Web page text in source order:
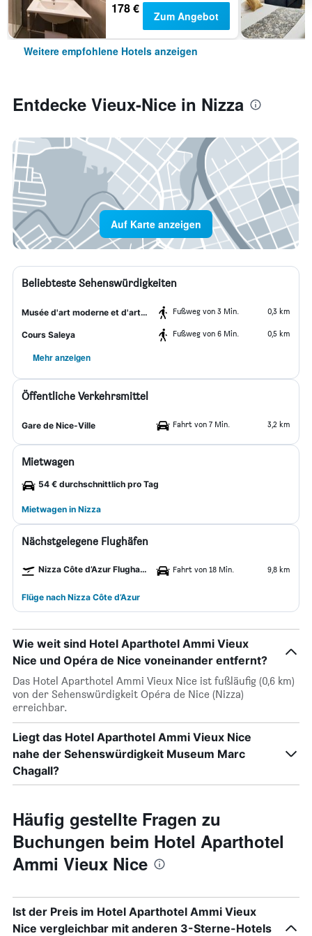
178 € Zum Angebot
Weitere empfohlene Hotels anzeigen
Entdecke Vieux-Nice in Nizza
Auf Karte anzeigen
Beliebteste Sehenswürdigkeiten
Musée d'art moderne et d'art contemporain Fußweg von 3 Min. 0,3 km
Cours Saleya Fußweg von 6 Min. 0,5 km
Mehr anzeigen
Öffentliche Verkehrsmittel
Gare de Nice-Ville Fahrt von 7 Min. 3,2 km
Mietwagen
54 € durchschnittlich pro Tag
Mietwagen in Nizza
Nächstgelegene Flughäfen
Nizza Côte d’Azur Flughafen Fahrt von 18 Min. 9,8 km
Flüge nach Nizza Côte d’Azur
Wie weit sind Hotel Aparthotel Ammi Vieux
Nice und Opéra de Nice voneinander entfernt?
Das Hotel Aparthotel Ammi Vieux Nice ist fußläufig (0,6 km)
von der Sehenswürdigkeit Opéra de Nice (Nizza)
erreichbar.
Liegt das Hotel Aparthotel Ammi Vieux Nice
nahe der Sehenswürdigkeit Museum Marc
Chagall?
Häufig gestellte Fragen zu
Buchungen beim Hotel Aparthotel
Ammi Vieux Nice
Ist der Preis im Hotel Aparthotel Ammi Vieux
Nice vergleichbar mit anderen 3-Sterne-Hotels